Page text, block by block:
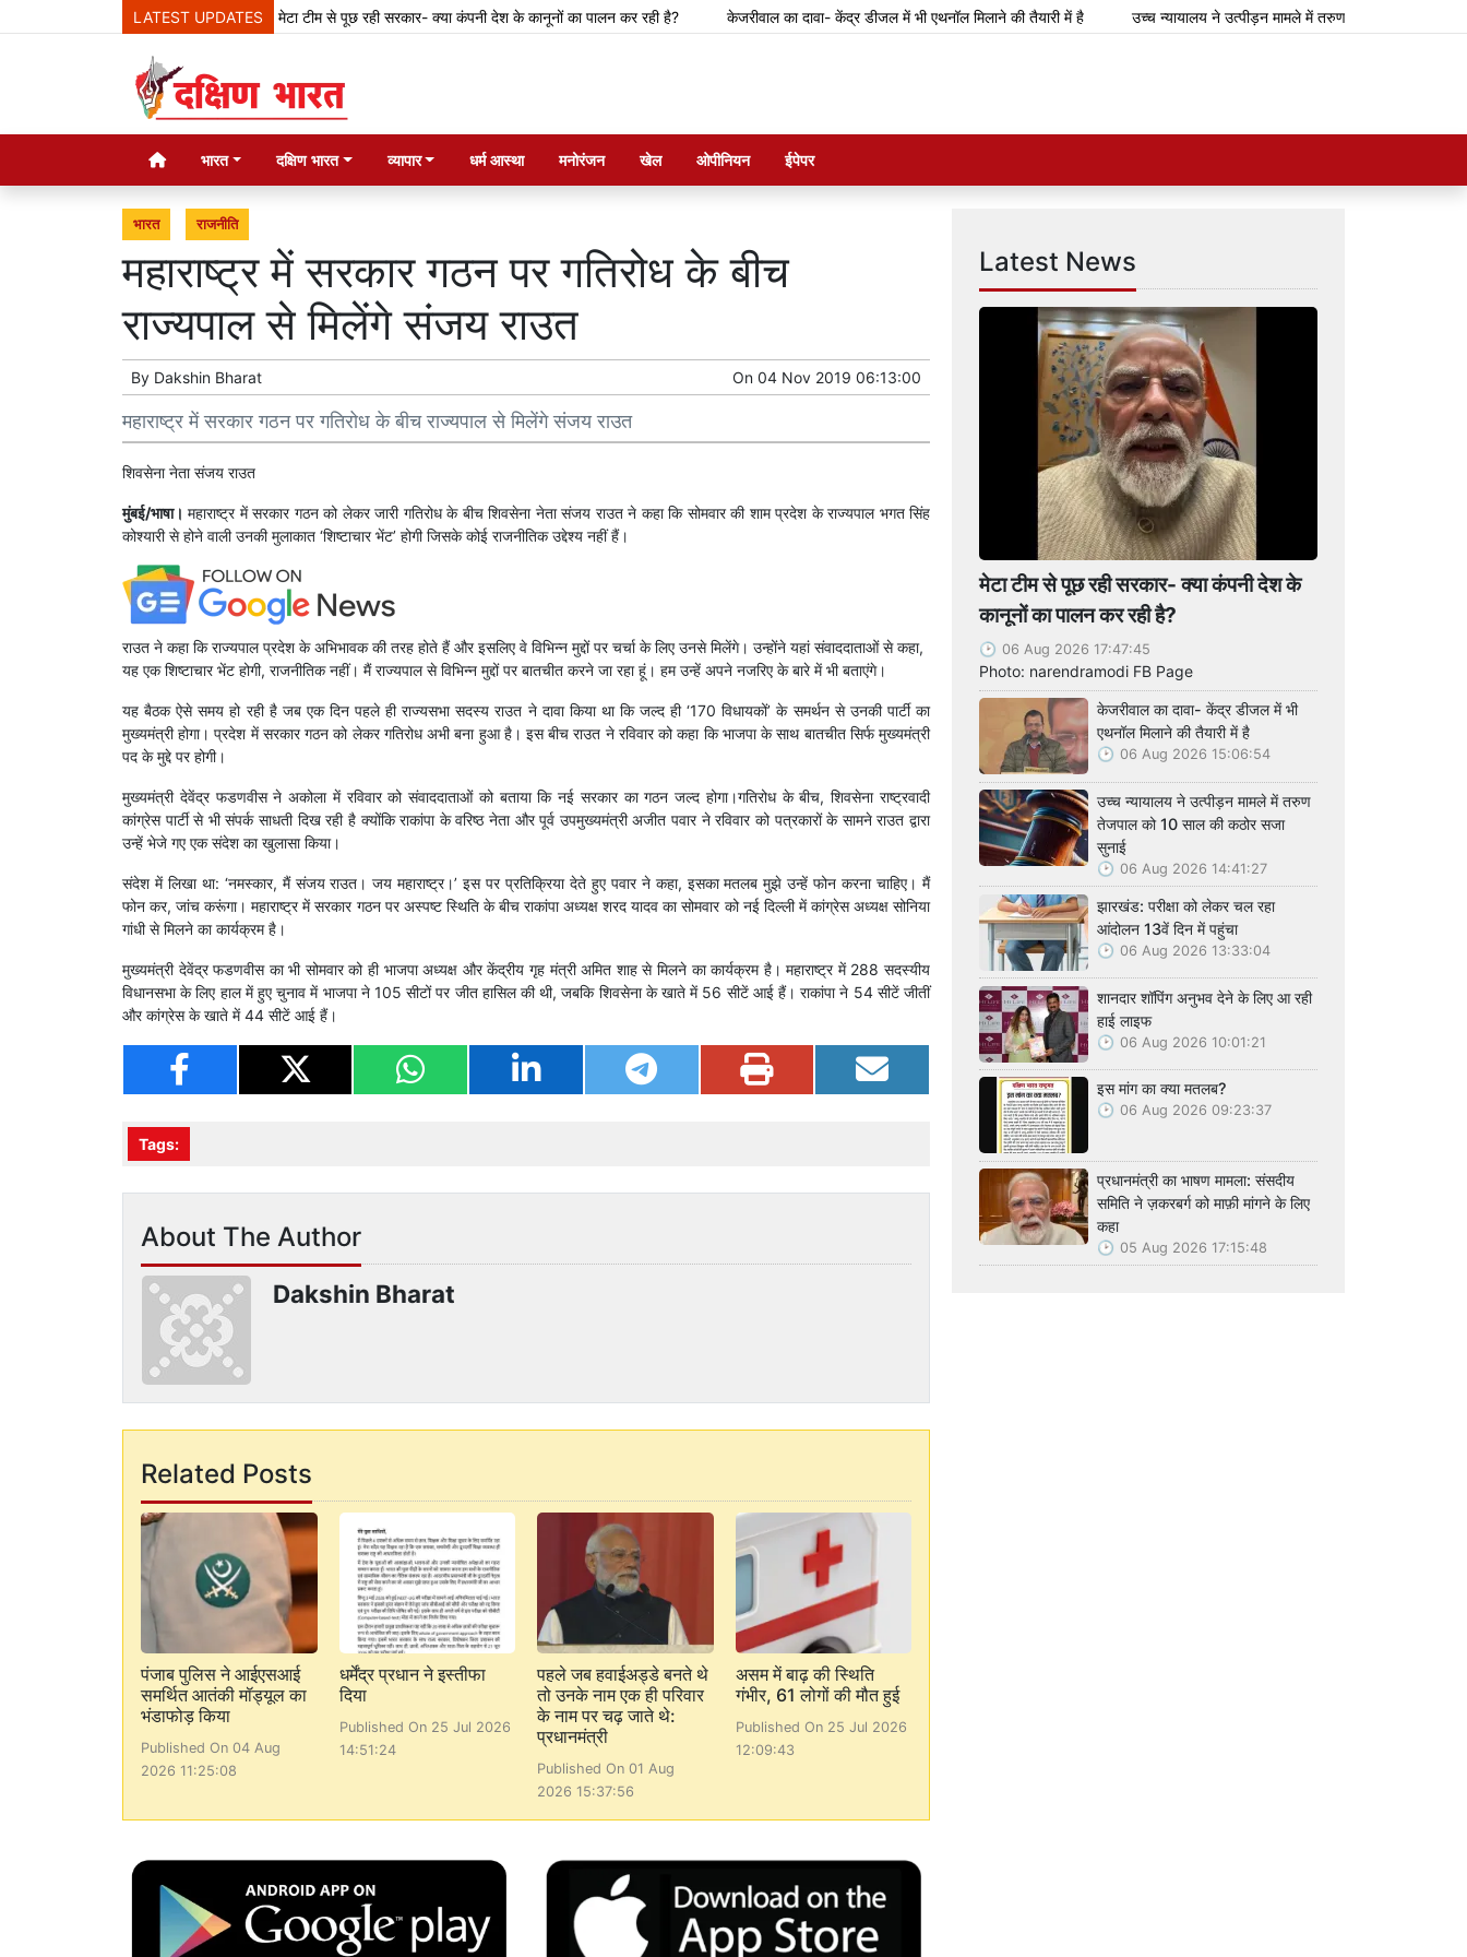
LATEST UPDATESमेटा टीम से पूछ रही सरकार- क्या कंपनी देश के कानूनों का पालन कर रही है? केजरीवाल का दावा- केंद्र डीजल में भी एथनॉल मिलाने की तैयारी में है उच्च न्यायालय ने उत्पीड़न मामले में तरुण तेजपाल को 10 साल की
भारत दक्षिण भारत व्यापार धर्म आस्था मनोरंजन खेल ओपीनियन ईपेपर
भारत राजनीति
महाराष्ट्र में सरकार गठन पर गतिरोध के बीच
राज्यपाल से मिलेंगे संजय राउत
By Dakshin Bharat On 04 Nov 2019 06:13:00
महाराष्ट्र में सरकार गठन पर गतिरोध के बीच राज्यपाल से मिलेंगे संजय राउत
शिवसेना नेता संजय राउत
मुंबई/भाषा। महाराष्ट्र में सरकार गठन को लेकर जारी गतिरोध के बीच शिवसेना नेता संजय राउत ने कहा कि सोमवार की शाम प्रदेश के राज्यपाल भगत सिंह
कोश्यारी से होने वाली उनकी मुलाकात ‘शिष्टाचार भेंट’ होगी जिसके कोई राजनीतिक उद्देश्य नहीं हैं।
राउत ने कहा कि राज्यपाल प्रदेश के अभिभावक की तरह होते हैं और इसलिए वे विभिन्न मुद्दों पर चर्चा के लिए उनसे मिलेंगे। उन्होंने यहां संवाददाताओं से कहा,
यह एक शिष्टाचार भेंट होगी, राजनीतिक नहीं। मैं राज्यपाल से विभिन्न मुद्दों पर बातचीत करने जा रहा हूं। हम उन्हें अपने नजरिए के बारे में भी बताएंगे।
यह बैठक ऐसे समय हो रही है जब एक दिन पहले ही राज्यसभा सदस्य राउत ने दावा किया था कि जल्द ही ‘170 विधायकों’ के समर्थन से उनकी पार्टी का
मुख्यमंत्री होगा। प्रदेश में सरकार गठन को लेकर गतिरोध अभी बना हुआ है। इस बीच राउत ने रविवार को कहा कि भाजपा के साथ बातचीत सिर्फ मुख्यमंत्री
पद के मुद्दे पर होगी।
मुख्यमंत्री देवेंद्र फडणवीस ने अकोला में रविवार को संवाददाताओं को बताया कि नई सरकार का गठन जल्द होगा।गतिरोध के बीच, शिवसेना राष्ट्रवादी
कांग्रेस पार्टी से भी संपर्क साधती दिख रही है क्योंकि राकांपा के वरिष्ठ नेता और पूर्व उपमुख्यमंत्री अजीत पवार ने रविवार को पत्रकारों के सामने राउत द्वारा
उन्हें भेजे गए एक संदेश का खुलासा किया।
संदेश में लिखा था: ‘नमस्कार, मैं संजय राउत। जय महाराष्ट्र।’ इस पर प्रतिक्रिया देते हुए पवार ने कहा, इसका मतलब मुझे उन्हें फोन करना चाहिए। मैं
फोन कर, जांच करूंगा। महाराष्ट्र में सरकार गठन पर अस्पष्ट स्थिति के बीच राकांपा अध्यक्ष शरद यादव का सोमवार को नई दिल्ली में कांग्रेस अध्यक्ष सोनिया
गांधी से मिलने का कार्यक्रम है।
मुख्यमंत्री देवेंद्र फडणवीस का भी सोमवार को ही भाजपा अध्यक्ष और केंद्रीय गृह मंत्री अमित शाह से मिलने का कार्यक्रम है। महाराष्ट्र में 288 सदस्यीय
विधानसभा के लिए हाल में हुए चुनाव में भाजपा ने 105 सीटों पर जीत हासिल की थी, जबकि शिवसेना के खाते में 56 सीटें आई हैं। राकांपा ने 54 सीटें जीतीं
और कांग्रेस के खाते में 44 सीटें आई हैं।
Tags:
About The Author
Dakshin Bharat
Related Posts
पंजाब पुलिस ने आईएसआई
समर्थित आतंकी मॉड्यूल का
भंडाफोड़ किया
Published On 04 Aug
2026 11:25:08
धर्मेंद्र प्रधान ने इस्तीफा
दिया
Published On 25 Jul 2026
14:51:24
पहले जब हवाईअड्डे बनते थे
तो उनके नाम एक ही परिवार
के नाम पर चढ़ जाते थे:
प्रधानमंत्री
Published On 01 Aug
2026 15:37:56
असम में बाढ़ की स्थिति
गंभीर, 61 लोगों की मौत हुई
Published On 25 Jul 2026
12:09:43
Latest News
मेटा टीम से पूछ रही सरकार- क्या कंपनी देश के
कानूनों का पालन कर रही है?
06 Aug 2026 17:47:45
Photo: narendramodi FB Page
केजरीवाल का दावा- केंद्र डीजल में भी
एथनॉल मिलाने की तैयारी में है
06 Aug 2026 15:06:54
उच्च न्यायालय ने उत्पीड़न मामले में तरुण
तेजपाल को 10 साल की कठोर सजा
सुनाई
06 Aug 2026 14:41:27
झारखंड: परीक्षा को लेकर चल रहा
आंदोलन 13वें दिन में पहुंचा
06 Aug 2026 13:33:04
शानदार शॉपिंग अनुभव देने के लिए आ रही
हाई लाइफ
06 Aug 2026 10:01:21
इस मांग का क्या मतलब?
06 Aug 2026 09:23:37
प्रधानमंत्री का भाषण मामला: संसदीय
समिति ने ज़करबर्ग को माफ़ी मांगने के लिए
कहा
05 Aug 2026 17:15:48